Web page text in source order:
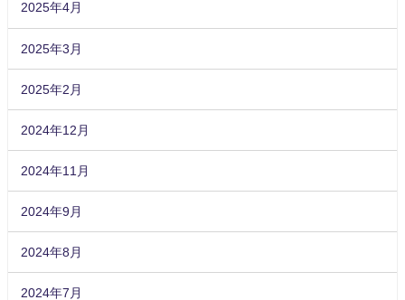
2025年4月
2025年3月
2025年2月
2024年12月
2024年11月
2024年9月
2024年8月
2024年7月